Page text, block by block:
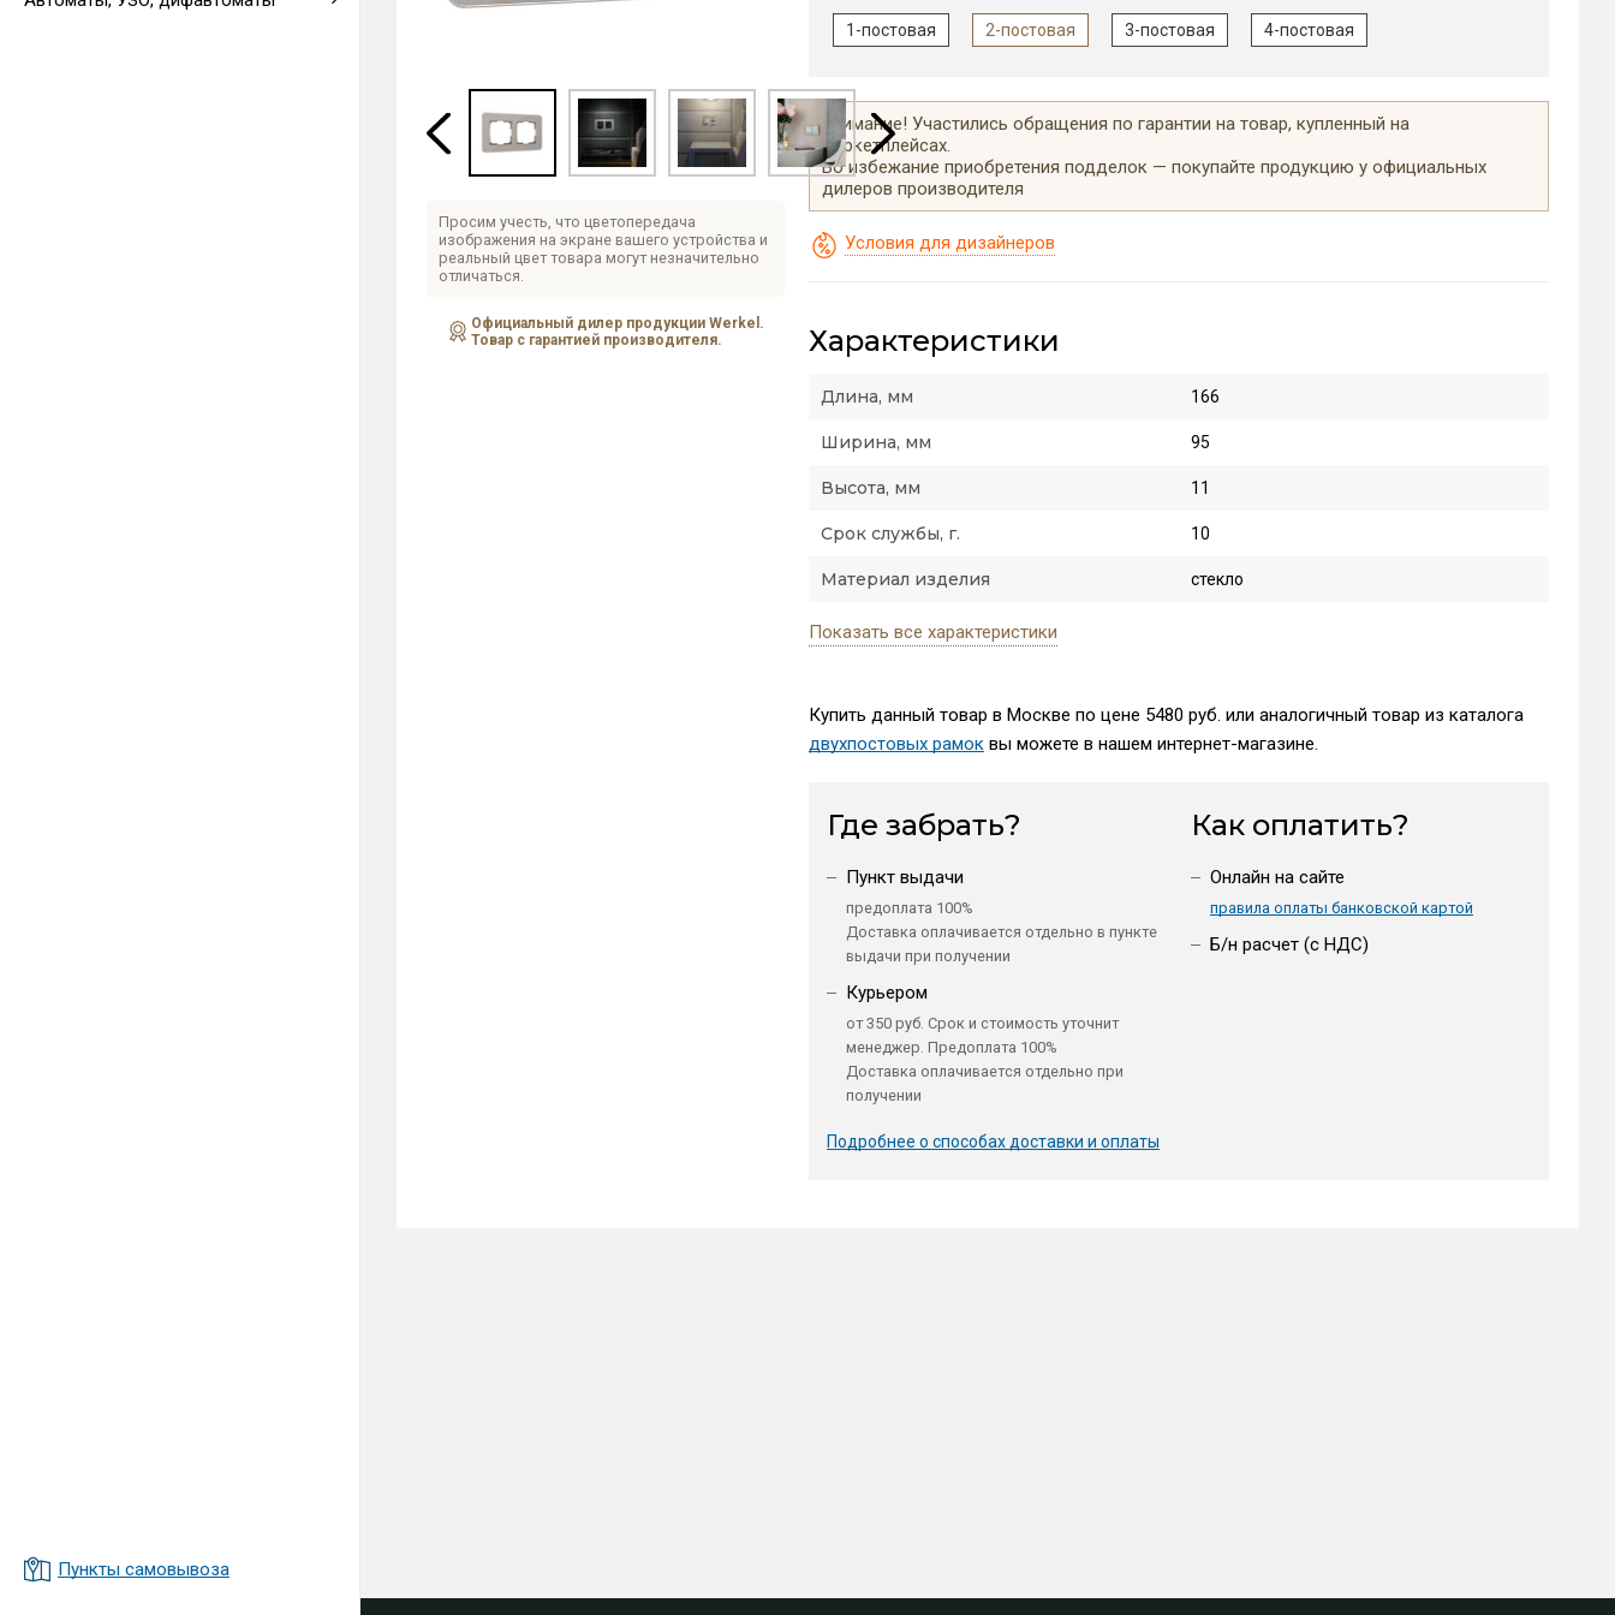
Пункты самовывоза
Просим учесть, что цветопередача
изображения на экране вашего устройства и
реальный цвет товара могут незначительно
отличаться.
Официальный дилер продукции Werkel.
Товар с гарантией производителя.
1-постовая 2-постовая 3-постовая 4-постовая
Внимание! Участились обращения по гарантии на товар, купленный на
маркетплейсах.
Во избежание приобретения подделок — покупайте продукцию у официальных
дилеров производителя
Условия для дизайнеров
Характеристики
Длина, мм 166
Ширина, мм 95
Высота, мм 11
Срок службы, г. 10
Материал изделия стекло
Показать все характеристики
Купить данный товар в Москве по цене 5480 руб. или аналогичный товар из каталога
двухпостовых рамоквы можете в нашем интернет-магазине.
Где забрать?
Пункт выдачи
предоплата 100%
Доставка оплачивается отдельно в пункте
выдачи при получении
Курьером
от 350 руб. Срок и стоимость уточнит
менеджер. Предоплата 100%
Доставка оплачивается отдельно при
получении
Подробнее о способах доставки и оплаты
Как оплатить?
Онлайн на сайте
правила оплаты банковской картой
Б/н расчет (c НДС)